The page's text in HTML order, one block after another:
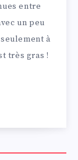
entre
un peu
à
très gras !